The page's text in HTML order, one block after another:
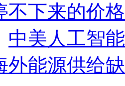
不下来的价
中美人工智
外能源供给